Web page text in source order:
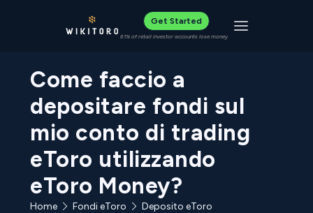
Get Started
61% of retail investor accounts lose money Toggle
Come faccio a
depositare fondi sul
mio conto di trading
eToro utilizzando
eToro Money?
Home Fondi eToro
Deposito eToro